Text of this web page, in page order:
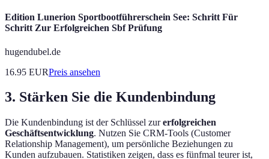
Edition Lunerion Sportbootführerschein See: Schritt Für
Schritt Zur Erfolgreichen Sbf Prüfung
hugendubel.de
16.95 EURPreis ansehen
3. Stärken Sie die Kundenbindung
Die Kundenbindung ist der Schlüssel zurerfolgreichen
Geschäftsentwicklung. Nutzen Sie CRM-Tools (Customer
Relationship Management), um persönliche Beziehungen zu
Kunden aufzubauen. Statistiken zeigen, dass es fünfmal teurer ist,